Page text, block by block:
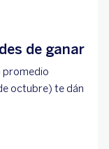
de ganar
promedio
octubre) te dán